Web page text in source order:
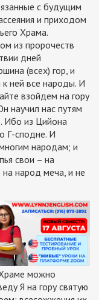
с будущим
и приходом
Храма.
из пророчеств
дней
(всех) гор, и
к ней все народы. И
взойдем на гору
научил нас путям
Ибо из Цийона
Г-сподне. И
народам; и
свои – на
народ меча, и не
можно
Я на гору святую